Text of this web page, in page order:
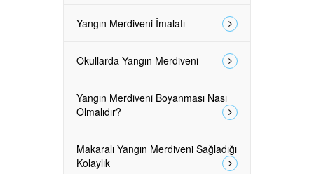
Yangın Merdiveni İmalatı
Okullarda Yangın Merdiveni
Yangın Merdiveni Boyanması Nası
Olmalıdır?
Makaralı Yangın Merdiveni Sağladığı
Kolaylık